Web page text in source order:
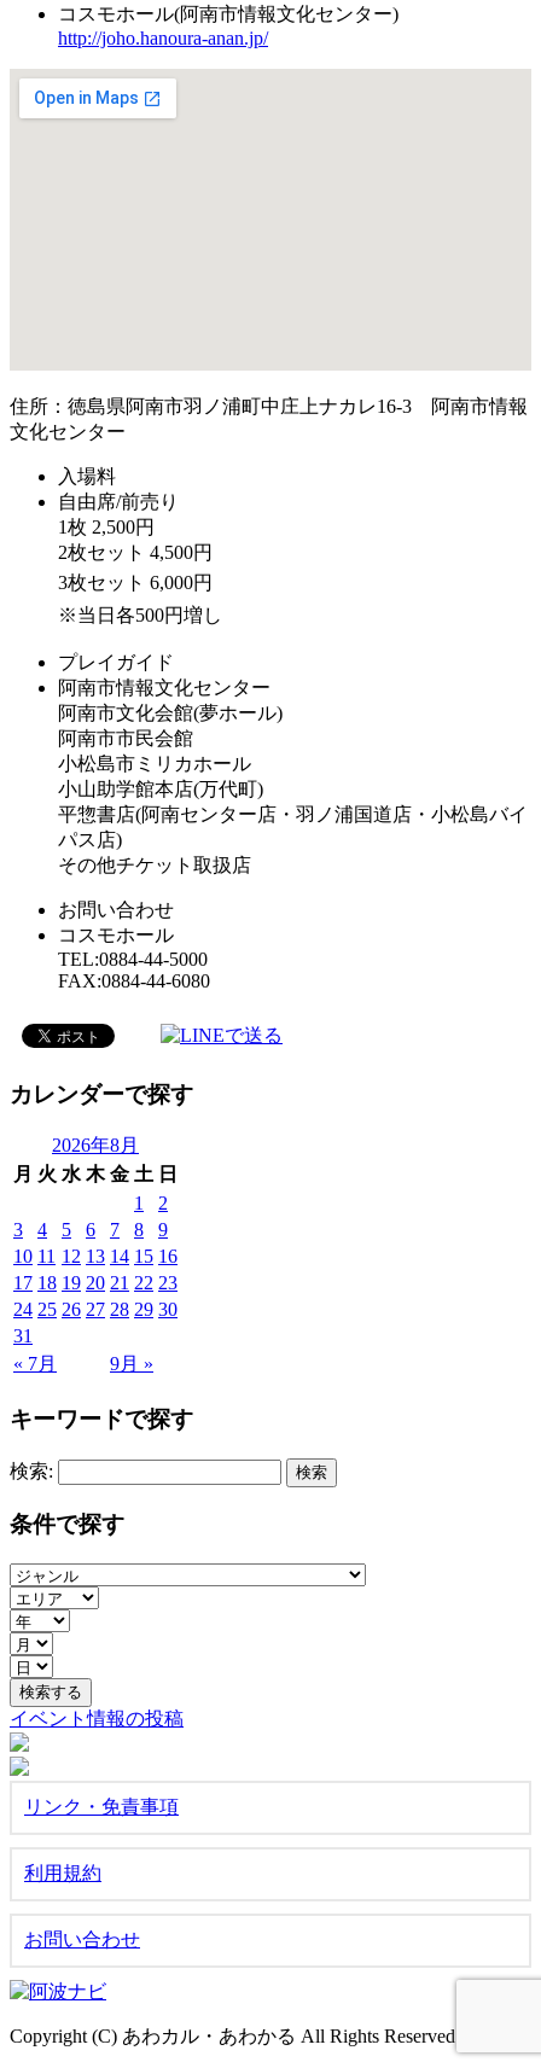
コスモホール(阿南市情報文化センター)
http://joho.hanoura-anan.jp/
住所：徳島県阿南市羽ノ浦町中庄上ナカレ16-3 阿南市情報
文化センター
入場料
自由席/前売り
1枚 2,500円
2枚セット 4,500円
3枚セット 6,000円
※当日各500円増し
プレイガイド
阿南市情報文化センター
阿南市文化会館(夢ホール)
阿南市市民会館
小松島市ミリカホール
小山助学館本店(万代町)
平惣書店(阿南センター店・羽ノ浦国道店・小松島バイ
パス店)
その他チケット取扱店
お問い合わせ
コスモホール
TEL:0884-44-5000
FAX:0884-44-6080
カレンダーで探す
2026年8月
月 火 水 木 金 土 日
« 7月 9月 »
1
2
3
4 5 6 7 8
9
10 11 12 13 14 15 16
17 18 19 20 21 22 23
24 25 26 27 28 29 30
31
キーワードで探す
検索:
条件で探す
イベント情報の投稿
リンク・免責事項
利用規約
お問い合わせ
Copyright (C) あわカル・あわかる All Rights Reserved.